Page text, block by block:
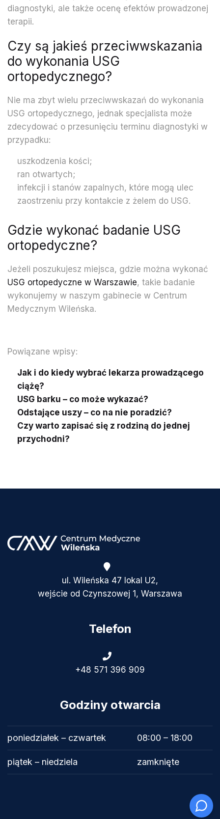
diagnostyki, ale także ocenę efektów prowadzonej
terapii.
Czy są jakieś przeciwwskazania
do wykonania USG
ortopedycznego?
Nie ma zbyt wielu przeciwwskazań do wykonania
USG ortopedycznego, jednak specjalista może
zdecydować o przesunięciu terminu diagnostyki w
przypadku:
uszkodzenia kości;
ran otwartych;
infekcji i stanów zapalnych, które mogą ulec
zaostrzeniu przy kontakcie z żelem do USG.
Gdzie wykonać badanie USG
ortopedyczne?
Jeżeli poszukujesz miejsca, gdzie można wykonać
USG ortopedyczne w Warszawie, takie badanie
wykonujemy w naszym gabinecie w Centrum
Medycznym Wileńska.
Powiązane wpisy:
Jak i do kiedy wybrać lekarza prowadzącego
ciążę?
USG barku – co może wykazać?
Odstające uszy – co na nie poradzić?
Czy warto zapisać się z rodziną do jednej
przychodni?
ul. Wileńska 47 lokal U2,
wejście od Czynszowej 1, Warszawa
Telefon
+48 571 396 909
Godziny otwarcia
poniedziałek – czwartek 08:00 – 18:00
piątek – niedziela zamknięte